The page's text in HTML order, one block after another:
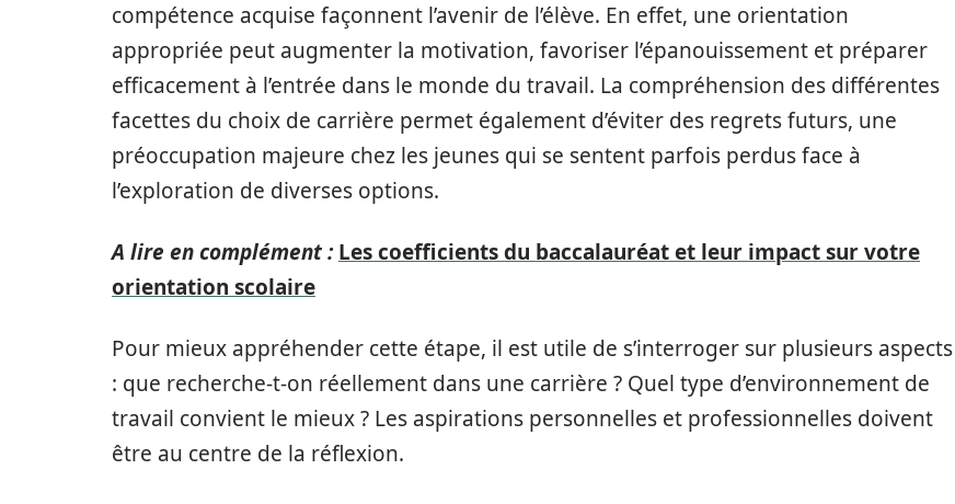
compétence acquise façonnent l’avenir de l’élève. En effet, une orientation
appropriée peut augmenter la motivation, favoriser l’épanouissement et préparer
efficacement à l’entrée dans le monde du travail. La compréhension des différentes
facettes du choix de carrière permet également d’éviter des regrets futurs, une
préoccupation majeure chez les jeunes qui se sentent parfois perdus face à
l’exploration de diverses options.
A lire en complément : Les coefficients du baccalauréat et leur impact sur votre
orientation scolaire
Pour mieux appréhender cette étape, il est utile de s’interroger sur plusieurs aspects
: que recherche-t-on réellement dans une carrière ? Quel type d’environnement de
travail convient le mieux ? Les aspirations personnelles et professionnelles doivent
être au centre de la réflexion.